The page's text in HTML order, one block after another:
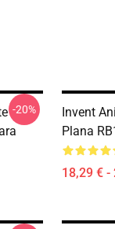
-20%
Invent
Plana
18,29 € -